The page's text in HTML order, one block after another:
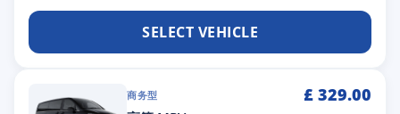
SELECT VEHICLE
商务型 £ 329.00